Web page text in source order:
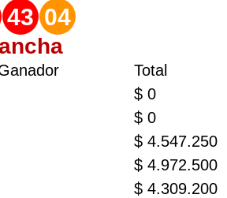
43 04
Total
$ 0
$ 0
$ 4.547.250
$ 4.972.500
$ 4.309.200